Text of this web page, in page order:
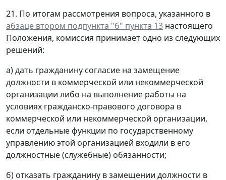
21. По итогам рассмотрения вопроса, указанного в
абзаце втором подпункта "б" пункта 13 настоящего
Положения, комиссия принимает одно из следующих
решений:
а) дать гражданину согласие на замещение
должности в коммерческой или некоммерческой
организации либо на выполнение работы на
условиях гражданско-правового договора в
коммерческой или некоммерческой организации,
если отдельные функции по государственному
управлению этой организацией входили в его
должностные (служебные) обязанности;
б) отказать гражданину в замещении должности в